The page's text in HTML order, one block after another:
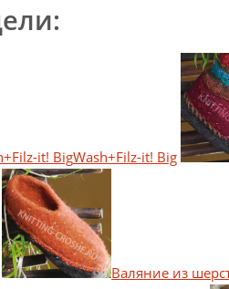
Wash+Filz-it! Big
Валяние из